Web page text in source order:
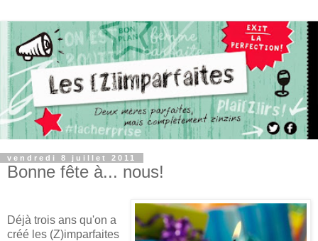
vendredi 8 juillet 2011
Bonne fête à... nous!
Déjà trois ans qu'on a
créé les (Z)imparfaites